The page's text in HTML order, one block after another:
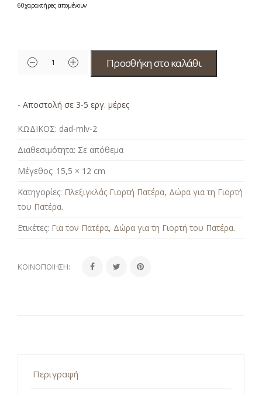
60χαρακτήρες απομένουν
Προσθήκη στο καλάθι
- Αποστολή σε 3-5 εργ. μέρες
ΚΩΔΙΚΟΣ: dad-mlv-2
Διαθεσιμότητα: Σε απόθεμα
Μέγεθος: 15,5 × 12 cm
Κατηγορίες: Πλεξιγκλάς Γιορτή Πατέρα, Δώρα για τη Γιορτή
του Πατέρα.
Ετικέτες: Για τον Πατέρα, Δώρα για τη Γιορτή του Πατέρα.
ΚΟΙΝΟΠΟΊΗΣΗ:
Περιγραφή